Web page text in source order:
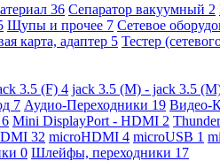
36 Сепаратор вакуумный 2
Щупы и прочее 7 Сетевое
карта, адаптер 5 Тестер
3.5 (F) 4 jack 3.5 (M) - jack 3.5
7 Аудио-Переходники 19 Видео-
6 Mini DisplayPort - HDMI 2
32 microHDMI 4 microUSB 1
0 Шлейфы, переходники 17